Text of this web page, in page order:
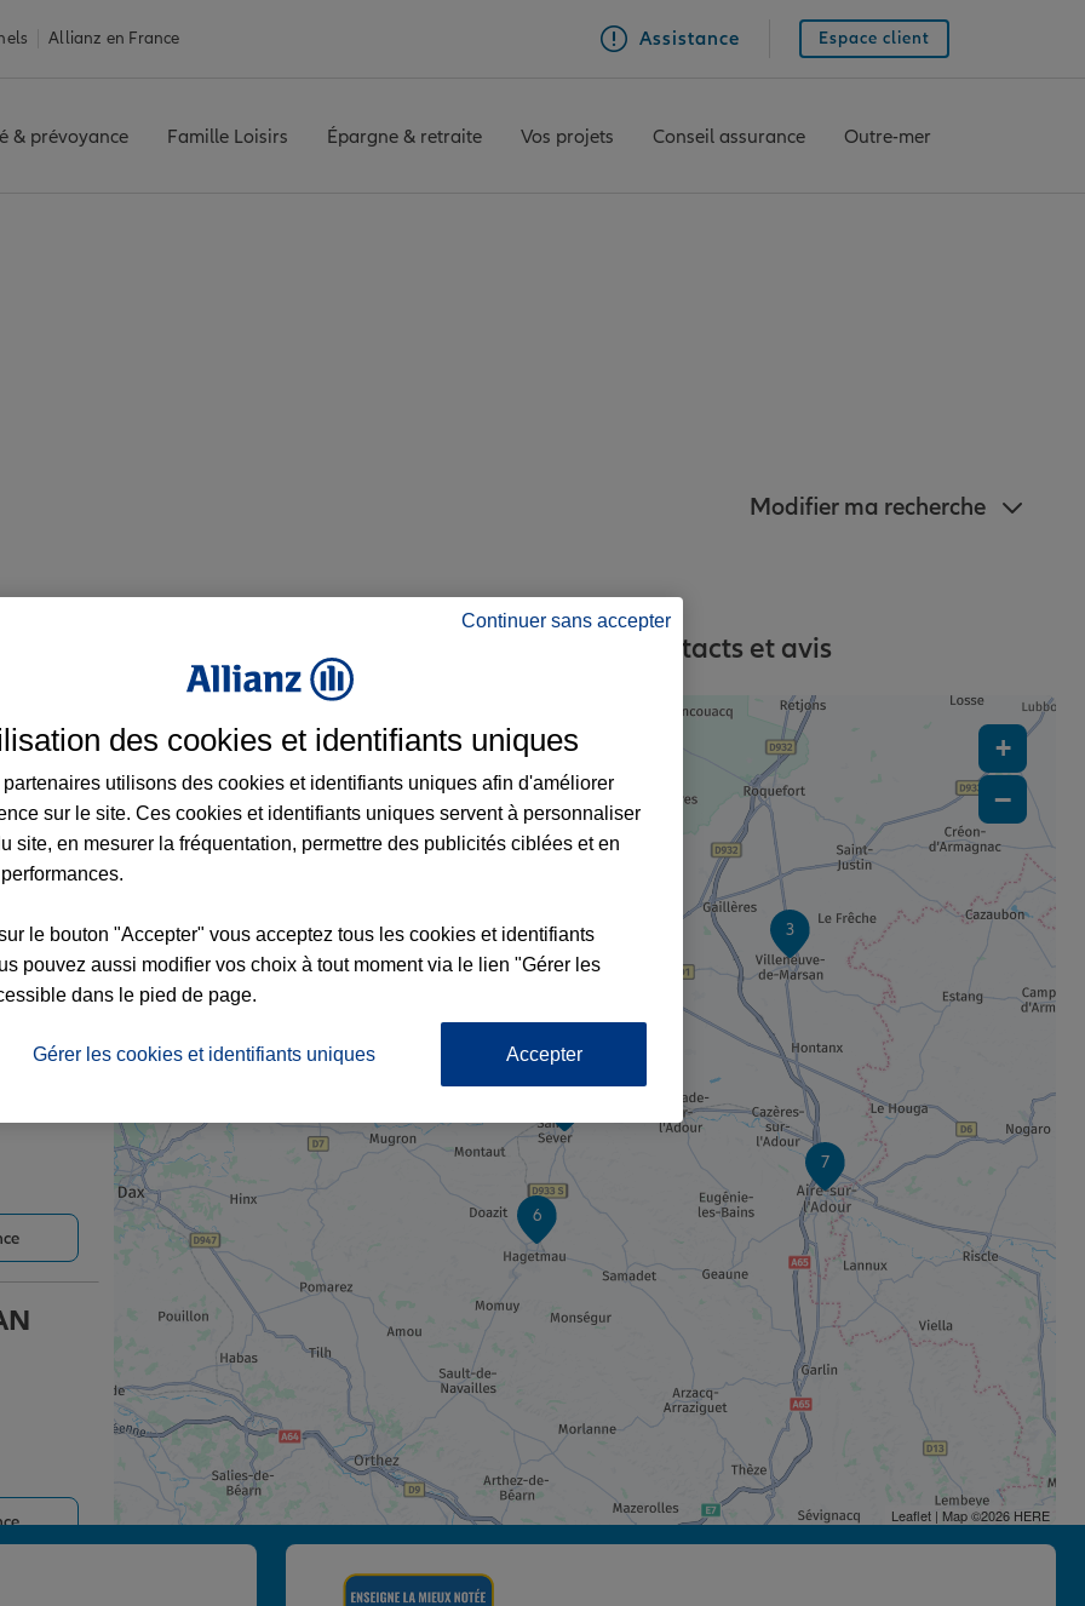
Allianz en France Assistance Espace client
& prévoyance Famille Loisirs Épargne & retraite Vos projets Conseil assurance Outre-mer
Modifier ma recherche
à Mont-de-Marsan et aux alentours : adresses, contacts et avis
7
6
3
+
−
Leaflet| Map ©2026 HERE
Continuer sans accepter
des cookies et identifiants uniques
partenaires utilisons des cookies et identifiants uniques afin d'améliorer
sur le site. Ces cookies et identifiants uniques servent à personnaliser
site, en mesurer la fréquentation, permettre des publicités ciblées et en
le bouton "Accepter" vous acceptez tous les cookies et identifiants
pouvez aussi modifier vos choix à tout moment via le lien "Gérer les
dans le pied de page.
Gérer les cookies et identifiants uniques Accepter